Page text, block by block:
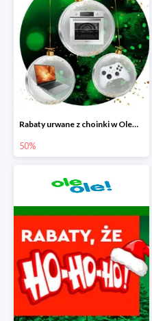
Rabaty urwane z choinki w OleOle! do -50%
50%